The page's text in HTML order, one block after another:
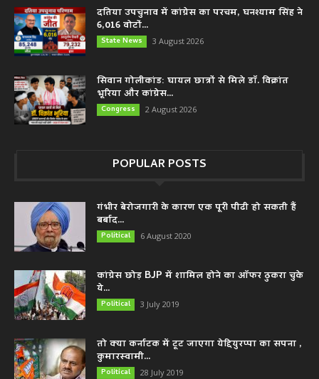
दतिया उपचुनाव में कांग्रेस का परचम, घनश्याम सिंह ने
6,016 वोटों...
State News 3 August 2026
सिवान गोलीकांड: घायल छात्रों से मिले डॉ. विक्रांत
भूरिया और कांग्रेस...
Congress 2 August 2026
POPULAR POSTS
गंभीर बेरोजगारी के कारण एक पूरी पीढी हो सकती हैं
बर्बाद...
Political 6 August 2020
कांग्रेस छोड़ BJP में शामिल होने का ऑफर ठुकरा चुके
ये...
Political 3 July 2019
तो क्या कर्नाटक में टूट जाएगा येद्दियुरप्पा का सपना ,
कुमारस्वामी...
Political 28 July 2019